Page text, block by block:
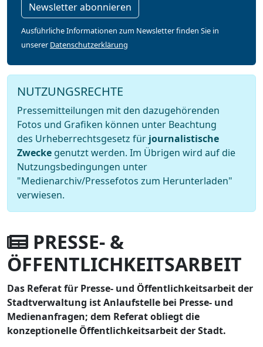
Newsletter abonnieren
Ausführliche Informationen zum Newsletter finden Sie in
unserer Datenschutzerklärung
NUTZUNGSRECHTE
Pressemitteilungen mit den dazugehörenden
Fotos und Grafiken können unter Beachtung
des Urheberrechtsgesetz für journalistische
Zwecke genutzt werden. Im Übrigen wird auf die
Nutzungsbedingungen unter
"Medienarchiv/Pressefotos zum Herunterladen"
verwiesen.
PRESSE- &
ÖFFENTLICHKEITSARBEIT
Das Referat für Presse- und Öffentlichkeitsarbeit der
Stadtverwaltung ist Anlaufstelle bei Presse- und
Medienanfragen; dem Referat obliegt die
konzeptionelle Öffentlichkeitsarbeit der Stadt.